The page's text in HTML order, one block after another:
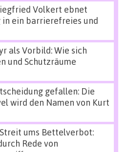
Volkert ebnet
in ein barrierefreies und
als Vorbild: Wie sich
und Schutzräume
gefallen: Die
wird den Namen von Kurt
Streit ums Bettelverbot:
Rede von